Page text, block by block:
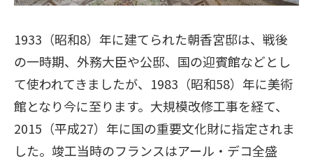
1933（昭和8）年に建てられた朝香宮邸は、戦後
の一時期、外務大臣や公邸、国の迎賓館などとし
て使われてきましたが、1983（昭和58）年に美術
館となり今に至ります。大規模改修工事を経て、
2015（平成27）年に国の重要文化財に指定されま
した。竣工当時のフランスはアール・デコ全盛